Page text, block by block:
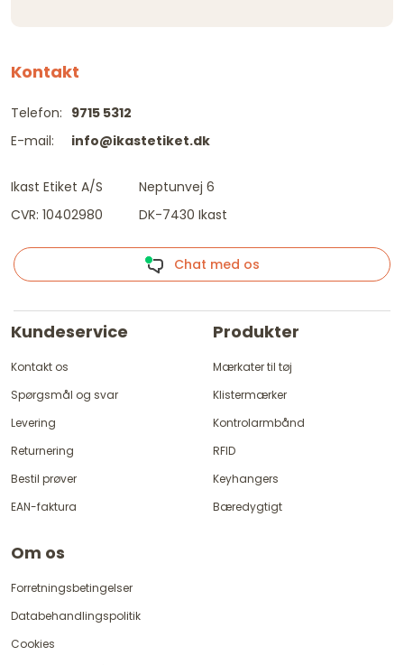
Kontakt
Telefon:
E-mail:
9715 5312
info@ikastetiket.dk
Ikast Etiket A/S
CVR: 10402980
Neptunvej 6
DK-7430 Ikast
Chat med os
Kundeservice
Kontakt os
Spørgsmål og svar
Levering
Returnering
Bestil prøver
EAN-faktura
Produkter
Mærkater til tøj
Klistermærker
Kontrolarmbånd
RFID
Keyhangers
Bæredygtigt
Om os
Forretningsbetingelser
Databehandlingspolitik
Cookies